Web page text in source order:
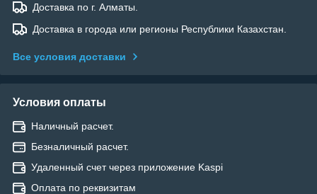
Доставка по г. Алматы.
Доставка в города или регионы Республики Казахстан.
Все условия доставки
Условия оплаты
Наличный расчет.
Безналичный расчет.
Удаленный счет через приложение Kaspi
Оплата по реквизитам